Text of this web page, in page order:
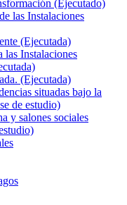
(Ejecutado)
las Instalaciones
(Ejecutada)
las Instalaciones
(Ejecutada)
situadas bajo la
de estudio)
y salones sociales